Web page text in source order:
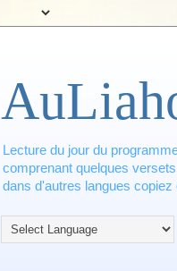
Lecture du jour du
comprenant quelques
dans d'autres langues